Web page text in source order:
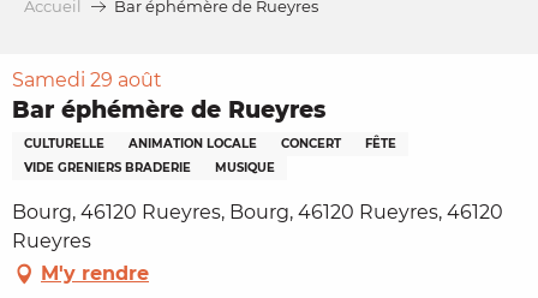
Accueil Bar éphémère de Rueyres
Samedi 29 août
Bar éphémère de Rueyres
CULTURELLE ANIMATION LOCALE CONCERT
FÊTE
VIDE GRENIERS BRADERIE
MUSIQUE
Bourg, 46120 Rueyres, Bourg, 46120 Rueyres, 46120
Rueyres
M'y rendre